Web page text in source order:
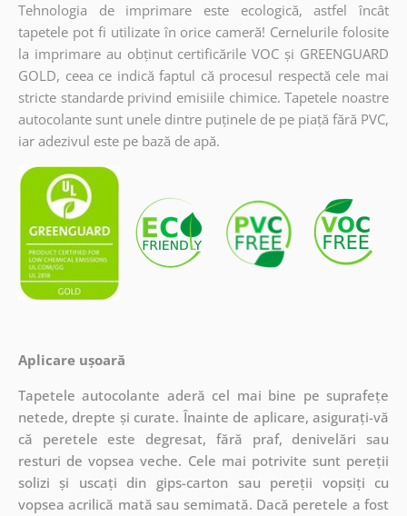
Tehnologia de imprimare este ecologică, astfel încât
tapetele pot fi utilizate în orice cameră! Cernelurile folosite
la imprimare au obținut certificările VOC și GREENGUARD
GOLD, ceea ce indică faptul că procesul respectă cele mai
stricte standarde privind emisiile chimice. Tapetele noastre
autocolante sunt unele dintre puținele de pe piață fără PVC,
iar adezivul este pe bază de apă.
Aplicare ușoară
Tapetele autocolante aderă cel mai bine pe suprafețe
netede, drepte și curate. Înainte de aplicare, asigurați-vă
că peretele este degresat, fără praf, denivelări sau
resturi de vopsea veche. Cele mai potrivite sunt pereții
solizi și uscați din gips-carton sau pereții vopsiți cu
vopsea acrilică mată sau semimată. Dacă peretele a fost